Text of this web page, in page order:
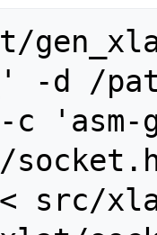
-d /